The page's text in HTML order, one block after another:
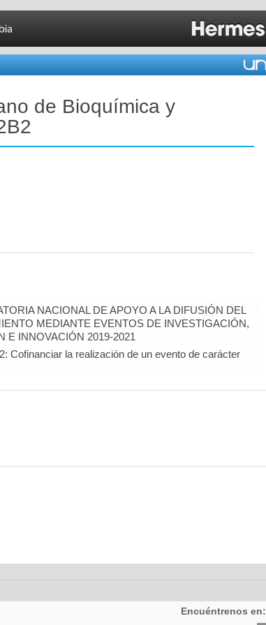
de Bioquímica y
NACIONAL DE APOYO A LA DIFUSIÓN DEL
MEDIANTE EVENTOS DE INVESTIGACIÓN,
E INNOVACIÓN 2019-2021
Cofinanciar la realización de un evento de carácter
Encuéntrenos en: